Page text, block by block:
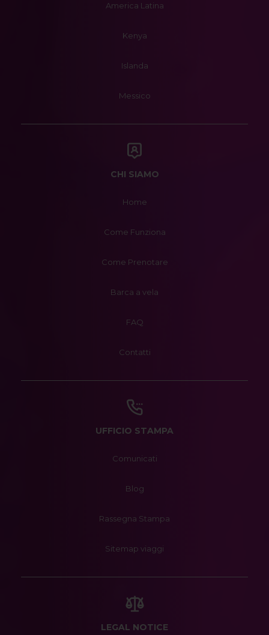
America Latina
Kenya
Islanda
Messico
CHI SIAMO
Home
Come Funziona
Come Prenotare
Barca a vela
FAQ
Contatti
UFFICIO STAMPA
Comunicati
Blog
Rassegna Stampa
Sitemap viaggi
LEGAL NOTICE